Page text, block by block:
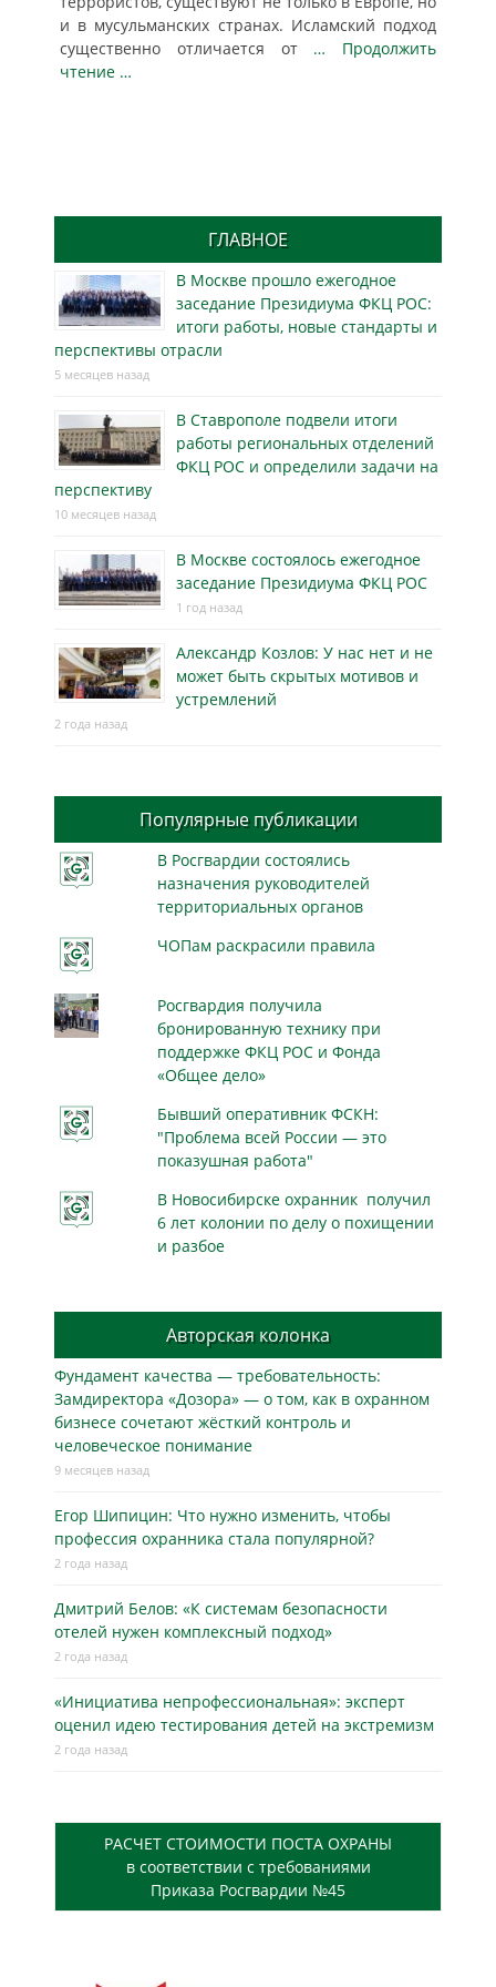
и в мусульманских странах. Исламский подход
существенно отличается от … Продолжить
чтение …
ГЛАВНОЕ
В Москве прошло ежегодное
заседание Президиума ФКЦ РОС:
итоги работы, новые стандарты и
перспективы отрасли
5 месяцев назад
В Ставрополе подвели итоги
работы региональных отделений
ФКЦ РОС и определили задачи на
перспективу
10 месяцев назад
В Москве состоялось ежегодное
заседание Президиума ФКЦ РОС
1 год назад
Александр Козлов: У нас нет и не
может быть скрытых мотивов и
устремлений
2 года назад
Популярные публикации
В Росгвардии состоялись
назначения руководителей
территориальных органов
ЧОПам раскрасили правила
Росгвардия получила
бронированную технику при
поддержке ФКЦ РОС и Фонда
«Общее дело»
Бывший оперативник ФСКН:
"Проблема всей России — это
показушная работа"
В Новосибирске охранник получил
6 лет колонии по делу о похищении
и разбое
Авторская колонка
Фундамент качества — требовательность:
Замдиректора «Дозора» — о том, как в охранном
бизнесe сочетают жёсткий контроль и
человеческое понимание
9 месяцев назад
Егор Шипицин: Что нужно изменить, чтобы
профессия охранника стала популярной?
2 года назад
Дмитрий Белов: «К системам безопасности
отелей нужен комплексный подход»
2 года назад
«Инициатива непрофессиональная»: эксперт
оценил идею тестирования детей на экстремизм
2 года назад
РАСЧЕТ СТОИМОСТИ ПОСТА ОХРАНЫ
в соответствии с требованиями
Приказа Росгвардии №45